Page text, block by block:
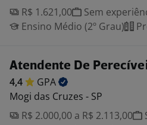
R$ 1.621,00
Sem
Ensino Médio (2º Grau)
Atendente De
4,4
GPA
Mogi das Cruzes - SP
R$ 2.000,00 a R$ 2.113,00